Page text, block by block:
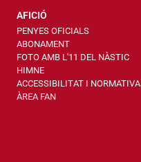
AFICIÓ
PENYES OFICIALS
ABONAMENT
FOTO AMB L'11 DEL NÀSTIC
HIMNE
ACCESSIBILITAT I NORMATIVA
ÀREA FAN